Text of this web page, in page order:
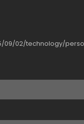
09/02/technology/